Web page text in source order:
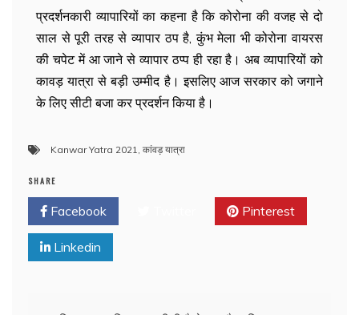
प्रदर्शनकारी व्यापारियों का कहना है कि कोरोना की वजह से दो
साल से पूरी तरह से व्यापार ठप है, कुंभ मेला भी कोरोना वायरस
की चपेट में आ जाने से व्यापार ठप्प ही रहा है। अब व्यापारियों को
कावड़ यात्रा से बड़ी उम्मीद है। इसलिए आज सरकार को जगाने
के लिए सीटी बजा कर प्रदर्शन किया है।
Kanwar Yatra 2021, कांवड़ यात्रा
SHARE
Facebook Pinterest
Linkedin